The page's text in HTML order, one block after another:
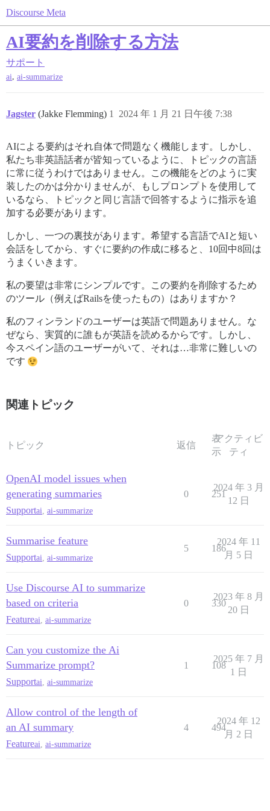
Discourse Meta
AI要約を削除する方法
サポート
ai, ai-summarize
Jagster (Jakke Flemming) 2024 年 1 月 21 日午後 7:38
1
AIによる要約はそれ自体で問題なく機能します。しかし、
私たち非英語話者が皆知っているように、トピックの言語
に常に従うわけではありません。この機能をどのように実
装したのかは分かりませんが、もしプロンプトを使用して
いるなら、トピックと同じ言語で回答するように指示を追
加する必要があります。
しかし、一つの裏技があります。希望する言語でAIと短い
会話をしてから、すぐに要約の作成に移ると、10回中8回は
うまくいきます。
私の要望は非常にシンプルです。この要約を削除するため
のツール（例えばRailsを使ったもの）はありますか？
私のフィンランドのユーザーは英語で問題ありません。な
ぜなら、実質的に誰もが英語を読めるからです。しかし、
今スペイン語のユーザーがいて、それは…非常に難しいの
です
関連トピック
トピック 返信
表
示
アクティビ
ティ
OpenAI model issues when
generating summaries
Supportai ai-summarize
0 251
2024 年 3 月
12 日
Summarise feature
Supportai ai-summarize
5 186
2024 年 11
月 5 日
Use Discourse AI to summarize
based on criteria
Featureai ai-summarize
0 330
2023 年 8 月
20 日
Can you customize the Ai
Summarize prompt?
Supportai ai-summarize
1 108
2025 年 7 月
1 日
Allow control of the length of
an AI summary
Featureai ai-summarize
4 494
2024 年 12
月 2 日